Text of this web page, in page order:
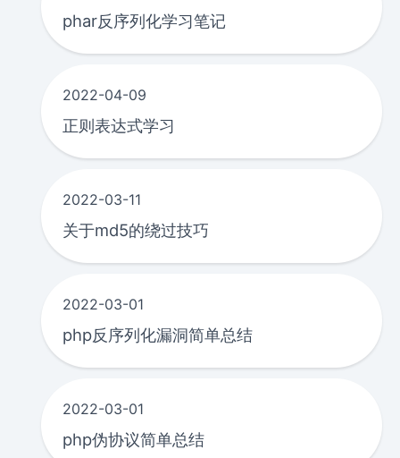
phar反序列化学习笔记
2022-04-09
正则表达式学习
2022-03-11
关于md5的绕过技巧
2022-03-01
php反序列化漏洞简单总结
2022-03-01
php伪协议简单总结